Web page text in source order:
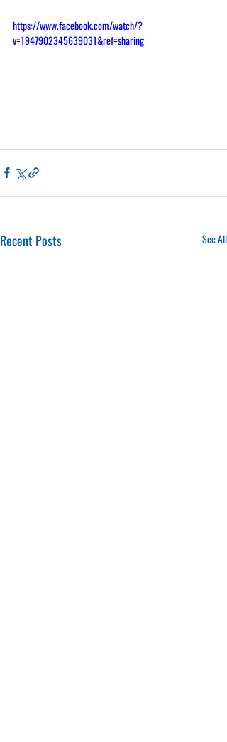
https://www.facebook.com/watch/?
v=1947902345639031&ref=sharing
Recent Posts See All